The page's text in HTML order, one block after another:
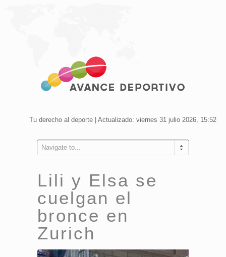
Tu derecho al deporte | Actualizado: viernes 31 julio 2026, 15:52
Navigate to...
Lili y Elsa se
cuelgan el
bronce en
Zurich